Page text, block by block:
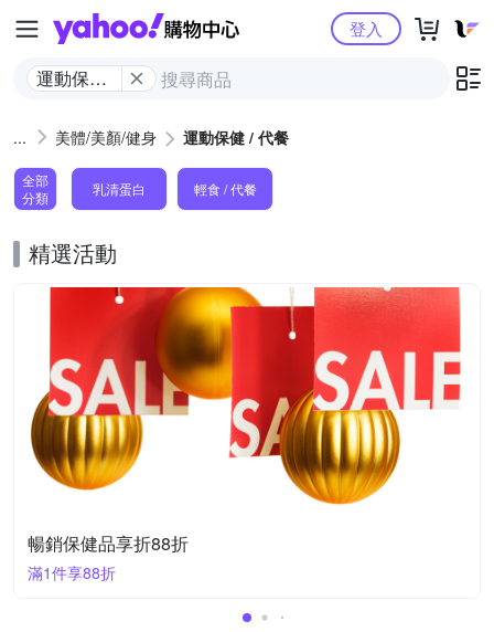
Yahoo購物中心
運動保健 /
登入
美體/美顏/健身 運動保健 / 代餐
全部
分類
乳清蛋白 輕食 / 代餐
精選活動
暢銷保健品享折88折
滿1件享88折